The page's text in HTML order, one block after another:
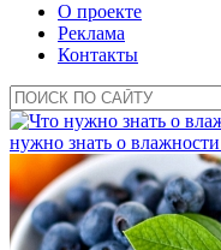
О проекте
Реклама
Контакты
нужно знать о